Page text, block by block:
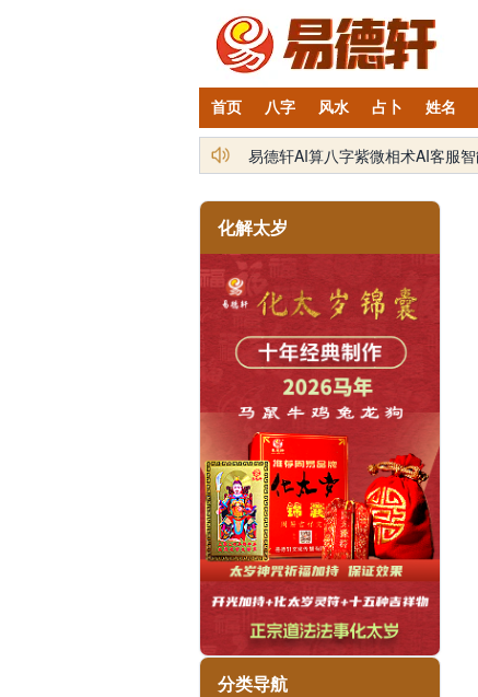
首页 八字 风水 占卜 姓名
铁笔居士简介及服务项目
化解太岁
分类导航